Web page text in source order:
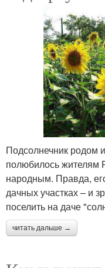
Подсолнечник родом
полюбилось жителям
народным. Правда,
дачных участках – и
поселить на даче
читать дальше →